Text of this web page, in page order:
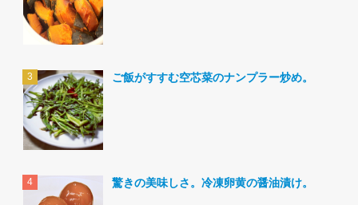
ご飯がすすむ空芯菜のナンプラー炒め。
驚きの美味しさ。冷凍卵黄の醤油漬け。